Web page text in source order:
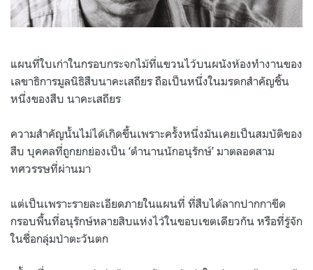
แผนที่ใบเก่าในกรอบกระจกไม้ที่แขวนไว้บนผนังห้องทำงานของ
เลขาธิการมูลนิธิสืบนาคะเสถียร ถือเป็นหนึ่งในมรดกสำคัญชิ้น
หนึ่งของสืบ นาคะเสถียร
ความสำคัญนั้นไม่ได้เกิดขึ้นเพราะครั้งหนึ่งมันเคยเป็นสมบัติของ
สืบ บุคคลที่ถูกยกย่องเป็น ‘ตำนานนักอนุรักษ์’ มาตลอดสาม
ทศวรรษที่ผ่านมา
แต่เป็นเพราะรายละเอียดภายในแผนที่ ที่สืบได้ลากปากกาขีด
กรอบพื้นที่อนุรักษ์หลายสิบแห่งไว้ในขอบเขตเดียวกัน หรือที่รู้จัก
ในชื่อกลุ่มป่าตะวันตก